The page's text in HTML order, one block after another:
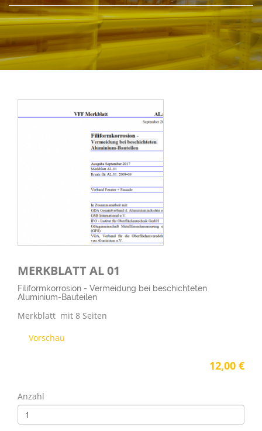
MERKBLATT AL 01
Filiformkorrosion - Vermeidung bei beschichteten
Aluminium-Bauteilen
Merkblatt mit 8 Seiten
Vorschau
12,00 €
Anzahl